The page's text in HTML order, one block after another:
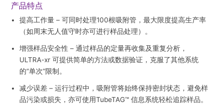
产品特点
提高工作量– 可同时处理100根吸附管，最大限度提高生产率
（如周末无人值守时亦可进行样品处理）。
增强样品安全性 – 通过样品的定量再收集及重复分析，
ULTRA-xr 可提供简单的方法或数据验证，克服了其他系统
的“单次”限制。
减少误差– 运行过程中，吸附管将始终保持密封状态，避免样
品污染或损失，亦可使用TubeTAG™ 信息系统轻松追踪样品。